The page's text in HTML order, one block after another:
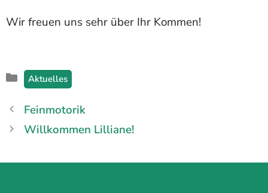
Wir freuen uns sehr über Ihr Kommen!
Kategorien
Aktuelles
Feinmotorik
Willkommen Lilliane!